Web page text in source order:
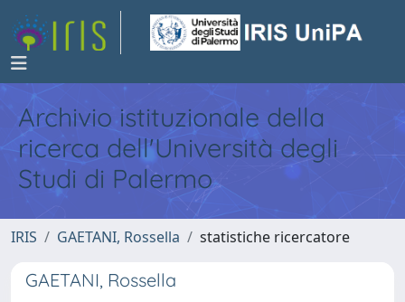
Archivio istituzionale della
ricerca dell'Università degli
Studi di Palermo
IRIS GAETANI, Rossella statistiche ricercatore
GAETANI, Rossella